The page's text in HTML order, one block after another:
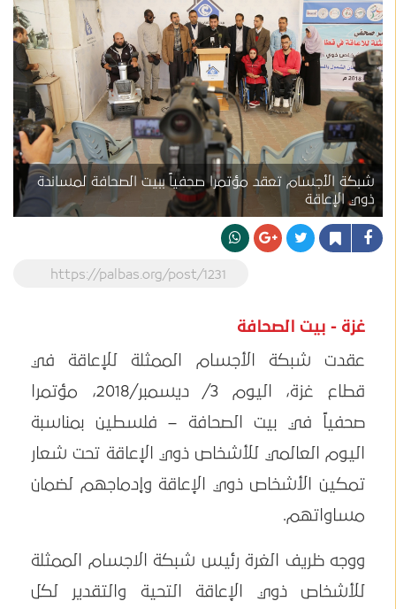
شبكة الأجسام تعقد مؤتمرا صحفياً ببيت الصحافة لمساندة
ذوي الإعاقة
https://palbas.org/post/1231
غزة - بيت الصحافة
عقدت شبكة الأجسام الممثلة للإعاقة في
قطاع غزة، اليوم 3/ ديسمبر/2018، مؤتمرا
صحفياً في بيت الصحافة – فلسطين بمناسبة
اليوم العالمي للأشخاص ذوي الإعاقة تحت شعار
تمكين الأشخاص ذوي الإعاقة وإدماجهم لضمان
مساواتهم.
ووجه ظريف الغرة رئيس شبكة الاجسام الممثلة
للأشخاص ذوي الإعاقة التحية والتقدير لكل